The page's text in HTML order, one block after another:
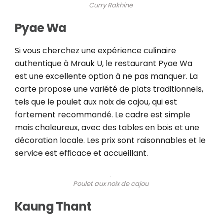
Curry Rakhine
Pyae Wa
Si vous cherchez une expérience culinaire
authentique à Mrauk U, le restaurant Pyae Wa
est une excellente option à ne pas manquer. La
carte propose une variété de plats traditionnels,
tels que le poulet aux noix de cajou, qui est
fortement recommandé. Le cadre est simple
mais chaleureux, avec des tables en bois et une
décoration locale. Les prix sont raisonnables et le
service est efficace et accueillant.
Poulet aux noix de cajou
Kaung Thant